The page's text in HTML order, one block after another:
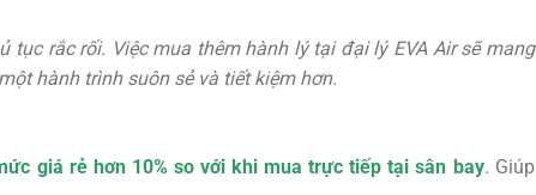
tục rắc rối. Việc mua thêm hành lý tại đại lý EVA Air sẽ mang
hành trình suôn sẻ và tiết kiệm hơn.
giá rẻ hơn 10% so với khi mua trực tiếp tại sân bay. Giúp